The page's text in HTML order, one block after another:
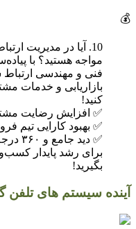
💰
10. آیا در مدیریت
فنی و مهندسی ارتباط
بازاریابی و خدمات
کنید!
✅ افزایش رضایت
✅ بهبود کارایی تیم
✅ دید جامع و ۳۶۰ درجه از مشتریان و تعاملات
برای رشد پایدار
بگیرید!
آینده سیستم های